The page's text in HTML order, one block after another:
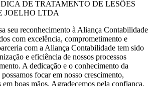
DE TRATAMENTO DE LESÕES
JOELHO LTDA
seu reconhecimento à Aliança Contabilidade
com excelência, comprometimento e
com a Aliança Contabilidade tem sido
e eficiência de nossos processos
A dedicação e o conhecimento da
focar em nosso crescimento,
em boas mãos. Agradecemos pela confiança,